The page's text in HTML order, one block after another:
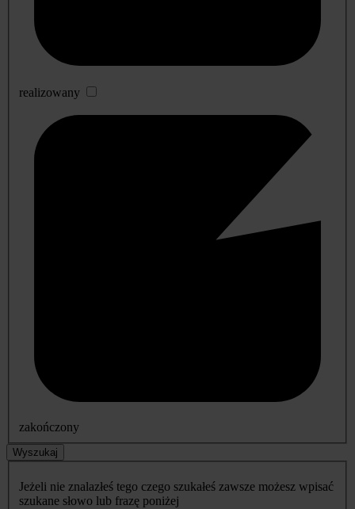
realizowany
zakończony
Wyszukaj
Jeżeli nie znalazłeś tego czego szukałeś zawsze możesz wpisać
szukane słowo lub frazę poniżej